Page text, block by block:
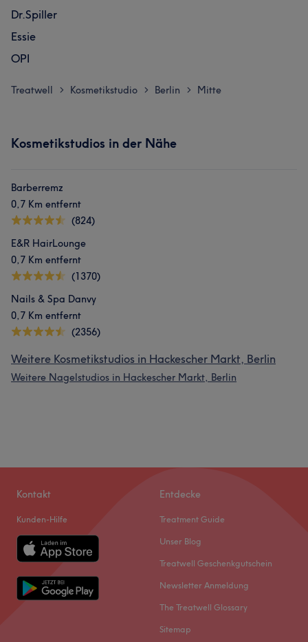
Dr.Spiller
Essie
OPI
Treatwell > Kosmetikstudio > Berlin > Mitte
Kosmetikstudios in der Nähe
Barberremz
0,7 Km entfernt
(824)
E&R HairLounge
0,7 Km entfernt
(1370)
Nails & Spa Danvy
0,7 Km entfernt
(2356)
Weitere Kosmetikstudios in Hackescher Markt, Berlin
Weitere Nagelstudios in Hackescher Markt, Berlin
Kontakt
Kunden-Hilfe
Entdecke
Treatment Guide
Unser Blog
Treatwell Geschenkgutschein
Newsletter Anmeldung
The Treatwell Glossary
Sitemap